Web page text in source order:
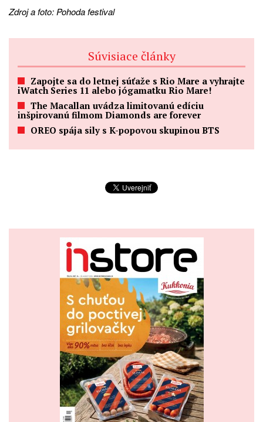
Zdroj a foto: Pohoda festival
Súvisiace články
Zapojte sa do letnej súťaže s Rio Mare a vyhrajte
iWatch Series 11 alebo jógamatku Rio Mare!
The Macallan uvádza limitovanú edíciu
inšpirovanú filmom Diamonds are forever
OREO spája sily s K-popovou skupinou BTS